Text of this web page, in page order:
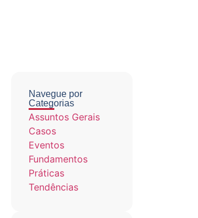
Navegue por
Categorias
Assuntos Gerais
Casos
Eventos
Fundamentos
Práticas
Tendências